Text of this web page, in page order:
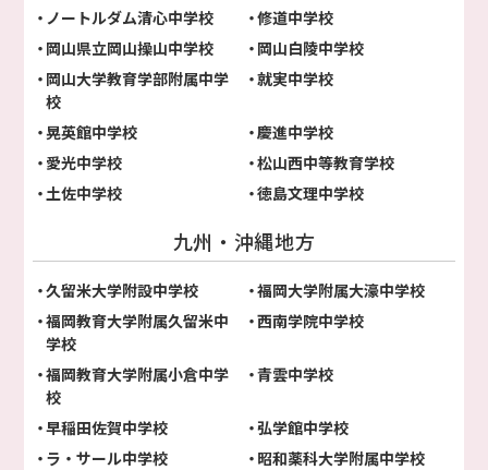
ノートルダム清心中学校
修道中学校
岡山県立岡山操山中学校
岡山白陵中学校
岡山大学教育学部附属中学
校
就実中学校
晃英館中学校
慶進中学校
愛光中学校
松山西中等教育学校
土佐中学校
徳島文理中学校
九州・沖縄地方
久留米大学附設中学校
福岡大学附属大濠中学校
福岡教育大学附属久留米中
学校
西南学院中学校
福岡教育大学附属小倉中学
校
青雲中学校
早稲田佐賀中学校
弘学館中学校
ラ・サール中学校
昭和薬科大学附属中学校